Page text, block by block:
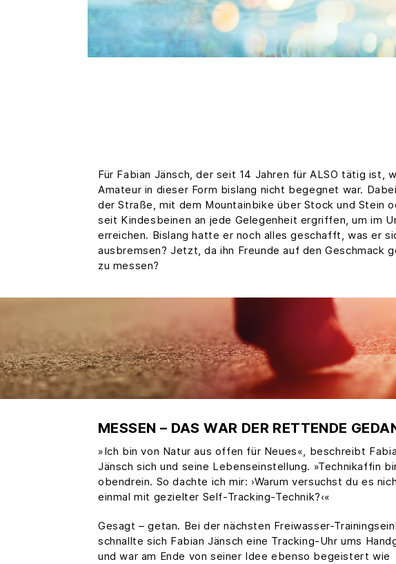
Für Fabian Jänsch, der seit 14 Jahren für ALSO tätig
Amateur in dieser Form bislang nicht begegnet war.
der Straße, mit dem Mountainbike über Stock und Stein
seit Kindesbeinen an jede Gelegenheit ergriffen, um im
erreichen. Bislang hatte er noch alles geschafft, was er
ausbremsen? Jetzt, da ihn Freunde auf den
zu messen?
MESSEN – DAS WAR DER RETTENDE
»Ich bin von Natur aus offen für Neues«, beschreibt
Jänsch sich und seine Lebenseinstellung. »Technikaffin
obendrein. So dachte ich mir: ›Warum versuchst du es
einmal mit gezielter Self-Tracking-Technik?‹«
Gesagt – getan. Bei der nächsten Freiwasser-
schnallte sich Fabian Jänsch eine Tracking-Uhr ums
und war am Ende von seiner Idee ebenso begeistert wie